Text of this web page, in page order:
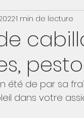
1 min de lecture
été de par sa
dans votre